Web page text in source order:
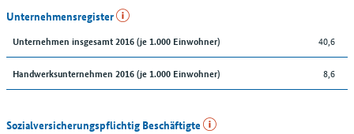
Unternehmensregister
Unternehmen insgesamt 2016 (je 1.000 Einwohner) 40,6
Handwerksunternehmen 2016 (je 1.000 Einwohner) 8,6
Sozialversicherungspflichtig Beschäftigte